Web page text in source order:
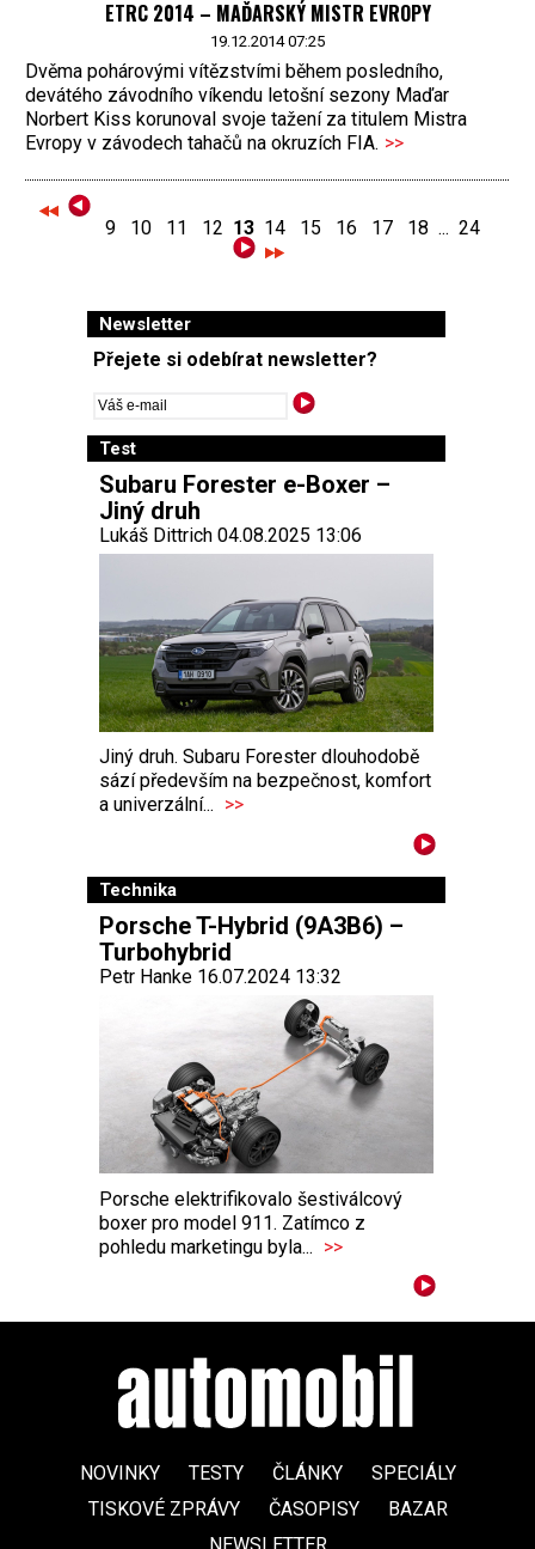
ETRC 2014 – MAĎARSKÝ MISTR EVROPY
19.12.2014 07:25
Dvěma pohárovými vítězstvími během posledního,
devátého závodního víkendu letošní sezony Maďar
Norbert Kiss korunoval svoje tažení za titulem Mistra
Evropy v závodech tahačů na okruzích FIA. >>
9 10 11 12 13 14 15 16 17 18 ... 24
Newsletter
Přejete si odebírat newsletter?
Test
Subaru Forester e-Boxer –
Jiný druh
Lukáš Dittrich 04.08.2025 13:06
Jiný druh. Subaru Forester dlouhodobě
sází především na bezpečnost, komfort
a univerzální... >>
Technika
Porsche T-Hybrid (9A3B6) –
Turbohybrid
Petr Hanke 16.07.2024 13:32
Porsche elektrifikovalo šestiválcový
boxer pro model 911. Zatímco z
pohledu marketingu byla... >>
NOVINKY TESTY ČLÁNKY
SPECIÁLY
TISKOVÉ ZPRÁVY
ČASOPISY
BAZAR
NEWSLETTER